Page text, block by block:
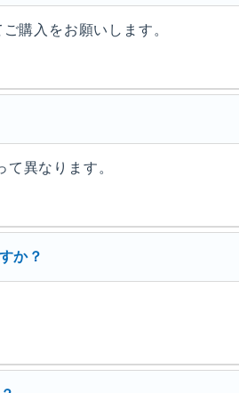
購入をお願いします。
異なります。
か？